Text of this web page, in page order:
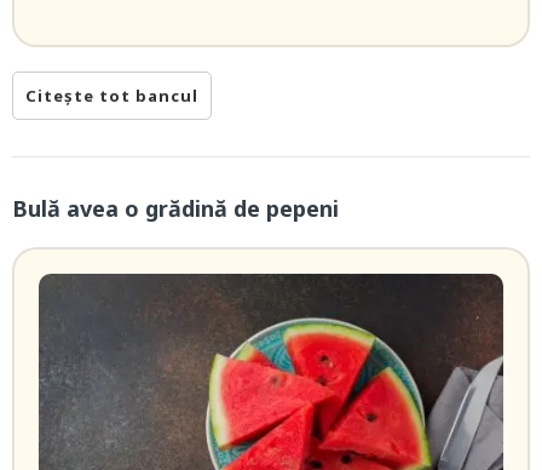
Citește tot bancul
Bulă avea o grădină de pepeni